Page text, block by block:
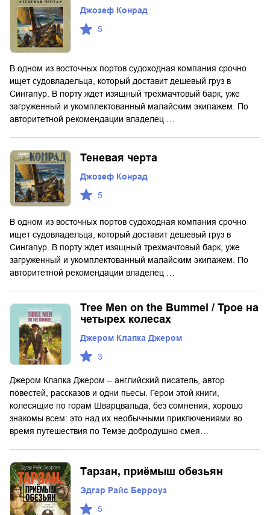
Джозеф Конрад
5
В одном из восточных портов судоходная компания срочно
ищет судовладельца, который доставит дешевый груз в
Сингапур. В порту ждет изящный трехмачтовый барк, уже
загруженный и укомплектованный малайским экипажем. По
авторитетной рекомендации владелец …
Теневая черта
Джозеф Конрад
5
В одном из восточных портов судоходная компания срочно
ищет судовладельца, который доставит дешевый груз в
Сингапур. В порту ждет изящный трехмачтовый барк, уже
загруженный и укомплектованный малайским экипажем. По
авторитетной рекомендации владелец …
Tree Men on the Bummel / Трое на
четырех колесах
Джером Клапка Джером
3
Джером Клапка Джером – английский писатель, автор
повестей, рассказов и одни пьесы. Герои этой книги,
колесящие по горам Шварцвальда, без сомнения, хорошо
знакомы всем: это над их необычными приключениями во
время путешествия по Темзе добродушно смея…
Тарзан, приёмыш обезьян
Эдгар Райс Берроуз
5